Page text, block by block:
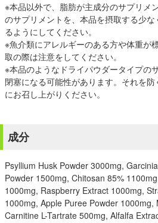
※本品以外で、脂肪が主成分のサプリメ
のサプリメントを、本品を摂取する少
るようにしてください。
※魚介類にアレルギーのある方や体重が
取の際は注意をしてください。
※本品のようなドライパウダータイプの
閉塞になる可能性があります。それを
にお召し上がりください。
成分
Psyllium Husk Powder 3000mg,
Powder 1500mg, Chitosan 85%
1000mg, Raspberry Extract 1000mg,
1000mg, Apple Puree Powder 1000mg,
Carnitine L-Tartrate 500mg, Alfalfa